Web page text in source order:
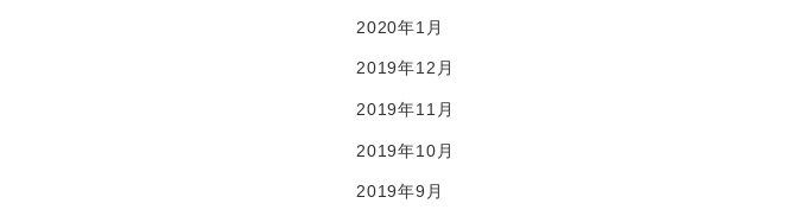
2020年1月
2019年12月
2019年11月
2019年10月
2019年9月